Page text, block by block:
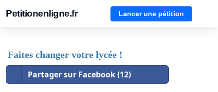
Petitionenligne.fr Lancer une pétition
Faites changer votre lycée !
Partager sur Facebook (12)